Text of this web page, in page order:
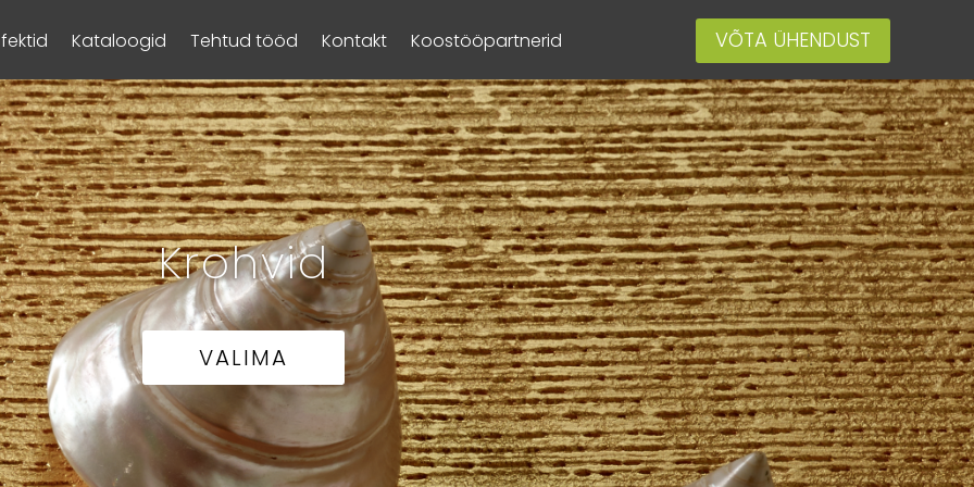
Kataloogid Tehtud tööd Kontakt Koostööpartnerid VÕTA ÜHENDUST
Krohvid
VALIMA